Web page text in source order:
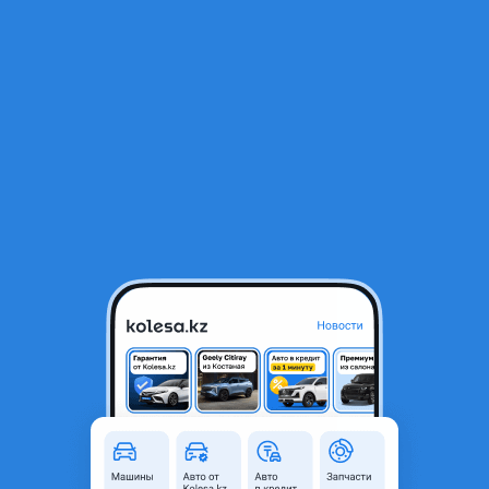
Автомобильный усилитель звука 4х канальный hi boss 1800w
Алматы, Алматинская